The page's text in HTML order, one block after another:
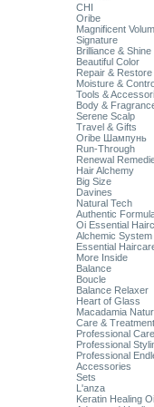
CHI
Oribe
Magnificent
Signature
Brilliance & Shine
Beautiful Color
Repair & Restore
Moisture &
Tools &
Body &
Serene Scalp
Travel & Gifts
Oribe Шампунь
Run-Through
Renewal
Hair Alchemy
Big Size
Davines
Natural Tech
Authentic
Oi Essential
Alchemic System
Essential
More Inside
Balance
Boucle
Balance Relaxer
Heart of Glass
Macadamia
Care & Treatment
Professional
Professional
Professional
Accessories
Sets
L'anza
Keratin Healing